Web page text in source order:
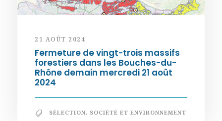
21 AOÛT 2024
Fermeture de vingt-trois massifs
forestiers dans les Bouches-du-
Rhône demain mercredi 21 août
2024
SÉLECTION, SOCIÉTÉ ET ENVIRONNEMENT